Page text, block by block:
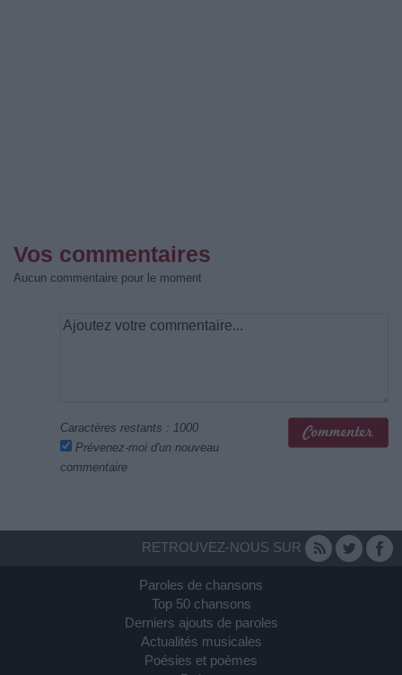
Vos commentaires
Aucun commentaire pour le moment
Caractères restants : 1000
Prévenez-moi d'un nouveau
commentaire
RETROUVEZ-NOUS SUR
Paroles de chansons
Top 50 chansons
Derniers ajouts de paroles
Actualités musicales
Poésies et poèmes